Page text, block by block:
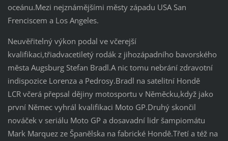
oceánu.Mezi nejznámějšími městy západu USA San
Frenciscem a Los Angeles.
Neuvěřitelný výkon podal ve včerejší
kvalifikaci,třiadvacetiletý rodák z jihozápadního bavorského
města Augsburg Stefan Bradl.A nic tomu nebrání zdravotní
indispozice Lorenza a Pedrosy.Bradl na satelitní Hondě
LCR včerá přepsal dějiny motosportu v Něměcku,když jako
první Němec vyhrál kvalifikaci Moto GP.Druhý skončil
nováček v seriálu Moto GP a dosavadní lidr šampiomátu
Mark Marquez ze Španělska na fabrické Hondě.Třetí a též na